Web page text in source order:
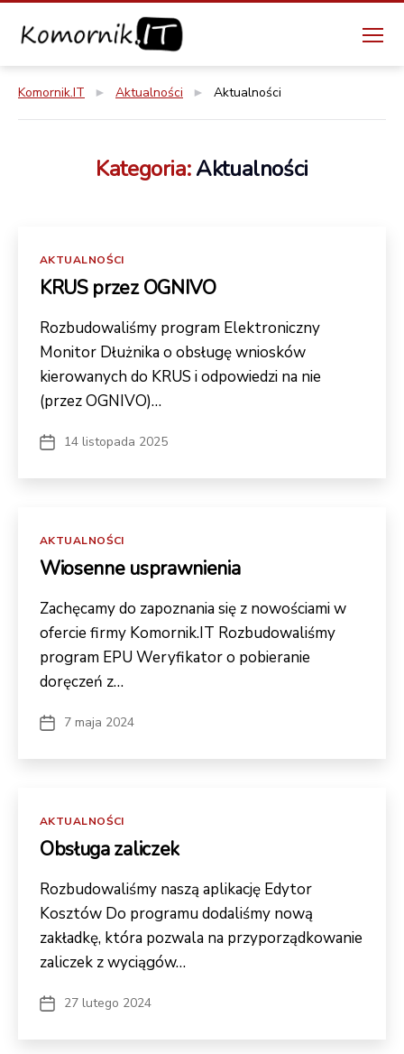
Komornik.IT
Komornik.IT ► Aktualności ► Aktualności
Kategoria:Aktualności
Kategorie
AKTUALNOŚCI
KRUS przez OGNIVO
Rozbudowaliśmy program Elektroniczny
Monitor Dłużnika o obsługę wniosków
kierowanych do KRUS i odpowiedzi na nie
(przez OGNIVO)…
Data14 listopada 2025
Kategorie
AKTUALNOŚCI
Wiosenne usprawnienia
Zachęcamy do zapoznania się z nowościami w
ofercie firmy Komornik.IT Rozbudowaliśmy
program EPU Weryfikator o pobieranie
doręczeń z…
Data7 maja 2024
Kategorie
AKTUALNOŚCI
Obsługa zaliczek
Rozbudowaliśmy naszą aplikację Edytor
Kosztów Do programu dodaliśmy nową
zakładkę, która pozwala na przyporządkowanie
zaliczek z wyciągów…
Data27 lutego 2024